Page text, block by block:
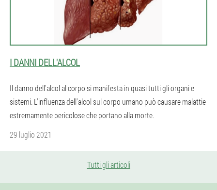
I DANNI DELL'ALCOL
Il danno dell'alcol al corpo si manifesta in quasi tutti gli organi e
sistemi. L'influenza dell'alcol sul corpo umano può causare malattie
estremamente pericolose che portano alla morte.
29 luglio 2021
Tutti gli articoli